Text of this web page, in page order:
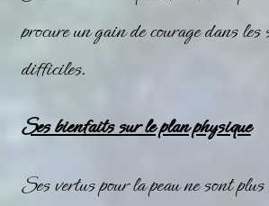
procure un gain de courage dans
difficiles.
Ses bienfaits sur le plan physique
Ses vertus pour la peau ne sont